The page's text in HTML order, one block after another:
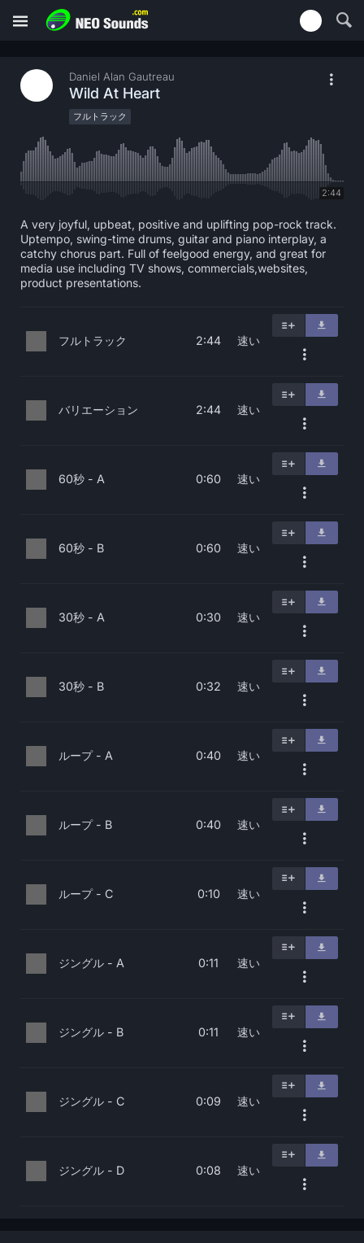
Daniel Alan Gautreau
Wild At Heart
フルトラック
2:44
A very joyful, upbeat, positive and uplifting pop-rock track.
Uptempo, swing-time drums, guitar and piano interplay, a
catchy chorus part. Full of feelgood energy, and great for
media use including TV shows, commercials,websites,
product presentations.
フルトラック 2:44 速い
バリエーション 2:44 速い
60秒 - A 0:60 速い
60秒 - B 0:60 速い
30秒 - A 0:30 速い
30秒 - B 0:32 速い
ループ - A 0:40 速い
ループ - B 0:40 速い
ループ - C 0:10 速い
ジングル - A 0:11 速い
ジングル - B 0:11 速い
ジングル - C 0:09 速い
ジングル - D 0:08 速い